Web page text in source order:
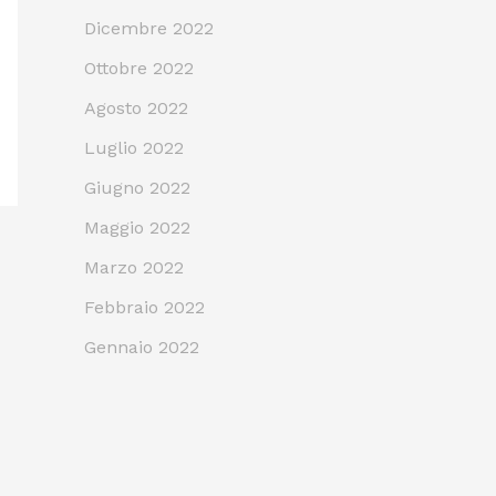
Dicembre 2022
Ottobre 2022
Agosto 2022
Luglio 2022
Giugno 2022
Maggio 2022
Marzo 2022
Febbraio 2022
Gennaio 2022